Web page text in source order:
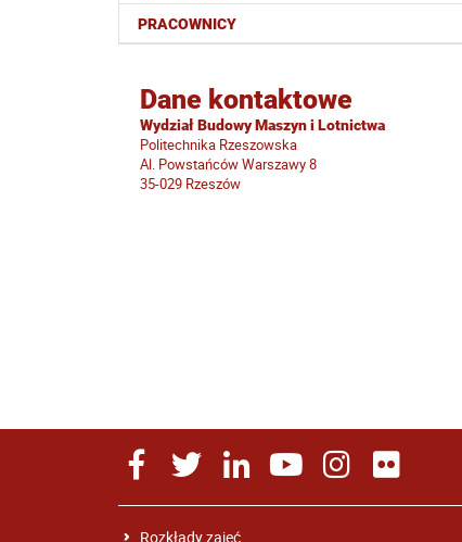
PRACOWNICY
Dane kontaktowe
Wydział Budowy Maszyn i Lotnictwa
Politechnika Rzeszowska
Al. Powstańców Warszawy 8
35-029 Rzeszów
Rozkłady zajęć